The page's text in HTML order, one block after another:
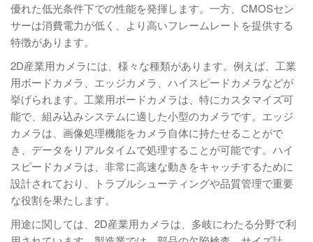
優れた低光条件下での性能を発揮します。一方、CMOSセン
サーは消費電力が低く、より高いフレームレートを提供する
特徴があります。
2D産業用カメラには、様々な種類があります。例えば、工業
用ボードカメラ、エッジカメラ、ハイスピードカメラなどが
挙げられます。工業用ボードカメラは、特にカスタマイズ可
能で、組み込みシステムに適した小型のカメラです。エッジ
カメラは、画像処理機能をカメラ自体に持たせることがで
き、データをリアルタイムで処理することが可能です。ハイ
スピードカメラは、非常に高速な動きをキャッチするために
設計されており、トラブルシューティングや品質管理で重要
な役割を果たします。
用途に関しては、2D産業用カメラは、多岐にわたる分野で利